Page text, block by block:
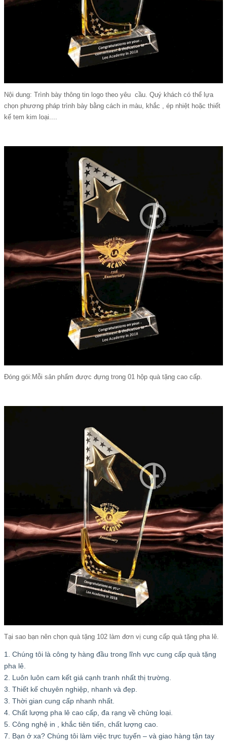
Nội dung: Trình bày thông tin logo theo yêu cầu. Quý khách có thể lựa
chọn phương pháp trình bày bằng cách in màu, khắc , ép nhiệt hoặc thiết
kế tem kim loại....
Đóng gói:Mỗi sản phẩm được đựng trong 01 hộp quà tặng cao cấp.
Tại sao bạn nên chọn quà tặng 102 làm đơn vị cung cấp quà tặng pha lê.
1. Chúng tôi là công ty hàng đầu trong lĩnh vực cung cấp quà tặng
pha lê.
2. Luôn luôn cam kết giá cạnh tranh nhất thị trường.
3. Thiết kế chuyên nghiệp, nhanh và đẹp.
3. Thời gian cung cấp nhanh nhất.
4. Chất lượng pha lê cao cấp, đa rạng về chủng loại.
5. Công nghệ in , khắc tiên tiến, chất lượng cao.
7. Bạn ở xa? Chúng tôi làm việc trực tuyến – và giao hàng tận tay